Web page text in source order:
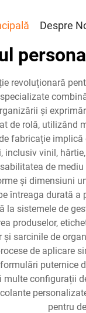
Despre
revoluționară
și
de rolă, utilizând
fabricație
vinil,
de
și
întreaga durată
sistemele de
produselor,
sarcinile de
de aplicare
configurații
pentru